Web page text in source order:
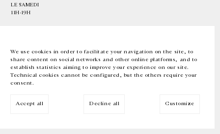
We use cookies in order to facilitate your navigation on the site, to
share content on social networks and other online platforms, and to
establish statistics aiming to improve your experience on our site.
Technical cookies cannot be configured, but the others require your
consent.
Accept all Decline all Customize
LE SAMEDI
11H-19H
EN FR 中文 Facebook Instagram
Inscrivez-vous à notre newsletter